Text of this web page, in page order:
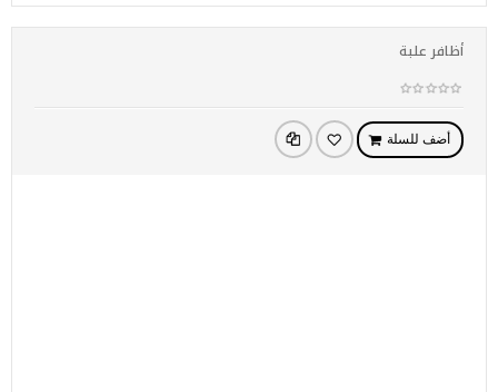
أظافر علبة
أضف للسلة